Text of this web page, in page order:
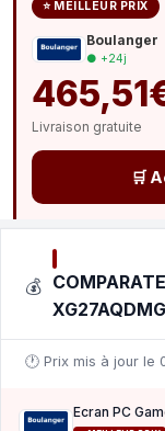
⭐ MEILLEUR PRIX
Boulanger
● +24j
Livraison gratuite
🛒
💰
🕐 Prix mis à jour le